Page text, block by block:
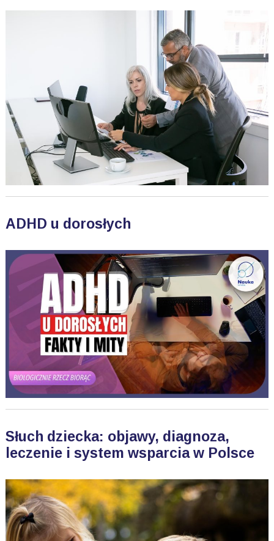
ADHD u dorosłych
Słuch dziecka: objawy, diagnoza,
leczenie i system wsparcia w Polsce